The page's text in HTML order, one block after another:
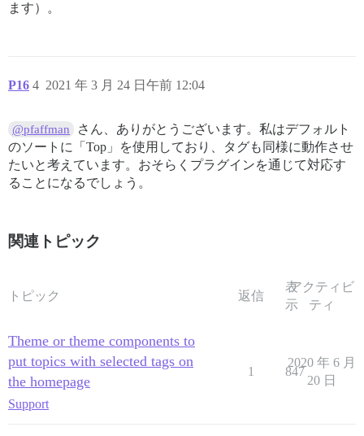
ます）。
P16 2021 年 3 月 24 日午前 12:04
4
@pfaffman
さん、ありがとうございます。私はデフォルト
のソートに「Top」を使用しており、タグも同様に動作させ
たいと考えています。おそらくプラグインを通じて対応す
ることになるでしょう。
関連トピック
トピック 返信
表
示
アクティビ
ティ
Theme or theme components to
put topics with selected tags on
the homepage
Support
1 847
2020 年 6 月
20 日